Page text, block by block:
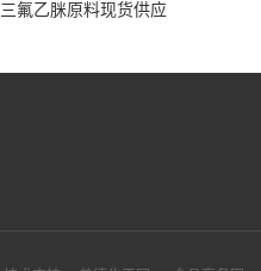
三氟乙脒原料现货供应